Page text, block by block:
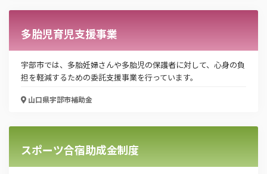
電話番号
「PDF資料ダウンロード」ボタンを押下した時点
で本サービスの
多胎児育児支援事業
宇部市では、多胎妊婦さんや多胎児の保護者に対して、心身の負
担を軽減するための委託支援事業を行っています。
山口県宇部市補助金
スポーツ合宿助成金制度